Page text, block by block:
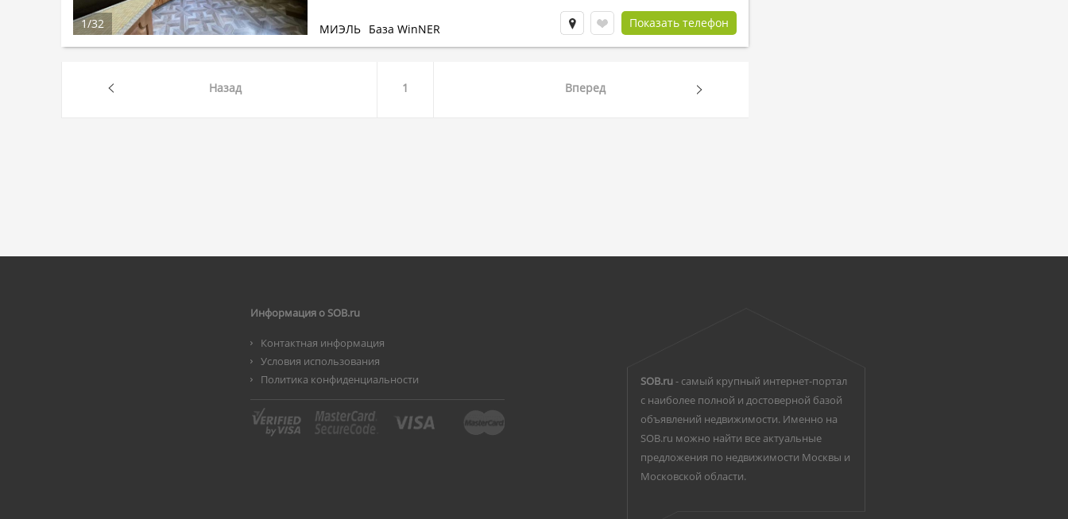
МИЭЛЬ База WinNER Показать телефон
1/32
Назад 1 Вперед
Информация о SOB.ru
Контактная информация
Условия использования
Политика конфиденциальности
SOB.ru- самый крупный интернет-портал
с наиболее полной и достоверной базой
объявлений недвижимости. Именно на
SOB.ru можно найти все актуальные
предложения по недвижимости Москвы и
Московской области.